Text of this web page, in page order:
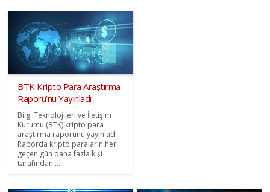
BTK Kripto Para Araştırma
Raporu’nu Yayınladı
Bilgi Teknolojileri ve İletişim
Kurumu (BTK) kripto para
araştırma raporunu yayınladı.
Raporda kripto paraların her
geçen gün daha fazla kişi
tarafından ...